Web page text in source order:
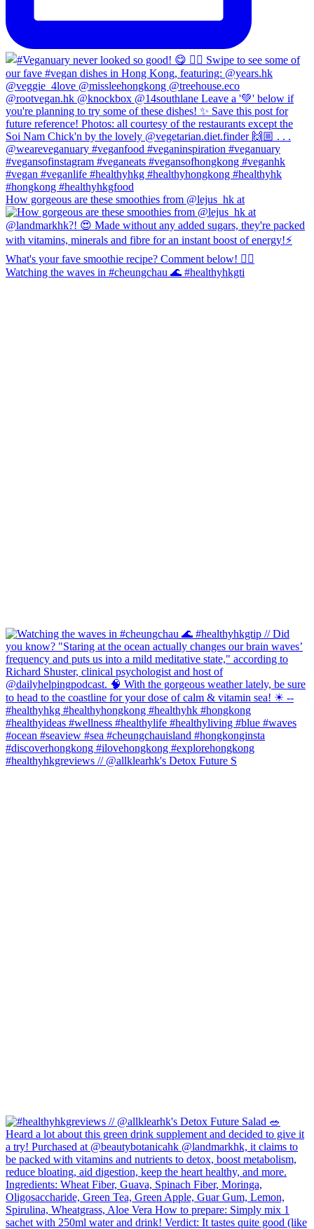
How gorgeous are these smoothies from @lejus_hk at
Watching the waves in #cheungchau 🌊 #healthyhkgti
#healthyhkgreviews // @allklearhk's Detox Future S